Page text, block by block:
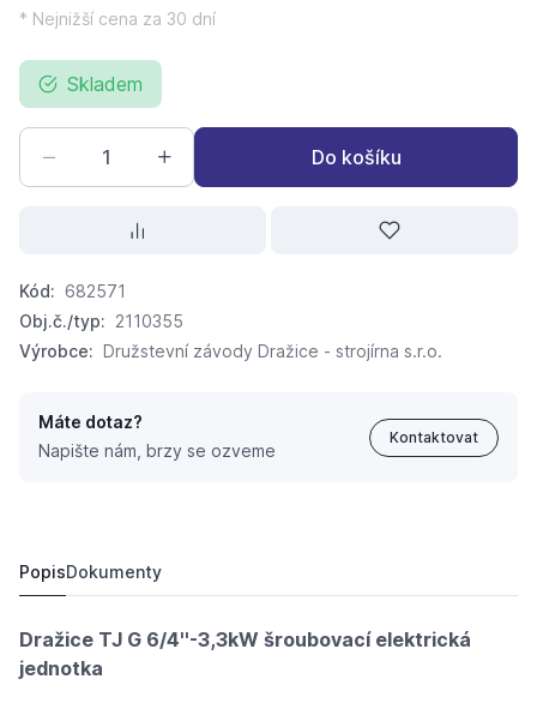
* Nejnižší cena za 30 dní
Skladem
Do košíku
Kód: 682571
Obj.č./typ: 2110355
Výrobce: Družstevní závody Dražice - strojírna s.r.o.
Máte dotaz?
Napište nám, brzy se ozveme
Kontaktovat
PopisDokumenty
Dražice TJ G 6/4''-3,3kW šroubovací elektrická
jednotka